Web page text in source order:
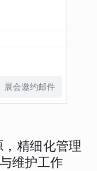
展会邀约邮件
精细化管理
维护工作